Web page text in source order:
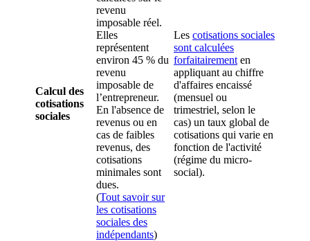
Calcul des
cotisations
sociales
revenu
imposable réel.
Elles
représentent
environ 45 % du
revenu
imposable de
l’entrepreneur.
En l'absence de
revenus ou en
cas de faibles
revenus, des
cotisations
minimales sont
dues.
(Tout savoir sur
les cotisations
sociales des
indépendants)
Les cotisations sociales
sont calculées
forfaitairement en
appliquant au chiffre
d'affaires encaissé
(mensuel ou
trimestriel, selon le
cas) un taux global de
cotisations qui varie en
fonction de l'activité
(régime du micro-
social).